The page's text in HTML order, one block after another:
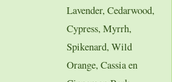
Lavender, Cedarwood,
Cypress, Myrrh,
Spikenard, Wild
Orange, Cassia en